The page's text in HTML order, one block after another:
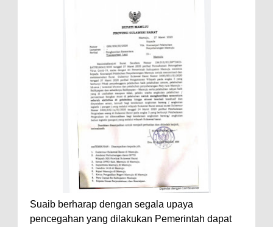
Suaib berharap dengan segala upaya
pencegahan yang dilakukan Pemerintah dapat